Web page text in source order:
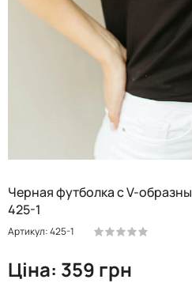
Черная футболка с V-
425-1
Артикул: 425-1
Ціна: 359 грн